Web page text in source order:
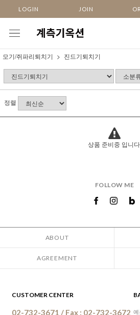
LOGIN JOIN
모기/쥐파리퇴치기 진드기퇴치기
정렬
상품 준비중 입니
FOLLOW ME
ABOUT
AGREEMENT
CUSTOMER CENTER
02-732-3671 / Fax : 02-732-3672 예